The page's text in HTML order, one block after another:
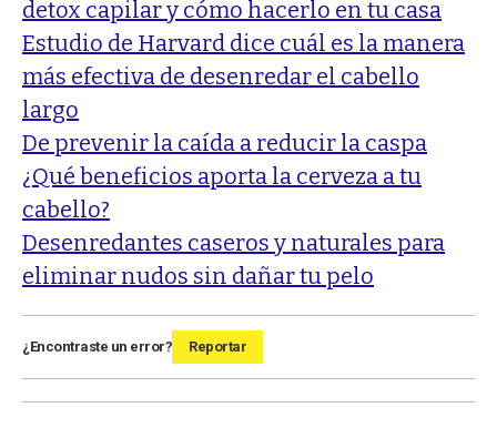
detox capilar y cómo hacerlo en tu casa
Estudio de Harvard dice cuál es la manera
más efectiva de desenredar el cabello
largo
De prevenir la caída a reducir la caspa
¿Qué beneficios aporta la cerveza a tu
cabello?
Desenredantes caseros y naturales para
eliminar nudos sin dañar tu pelo
¿Encontraste un error? Reportar